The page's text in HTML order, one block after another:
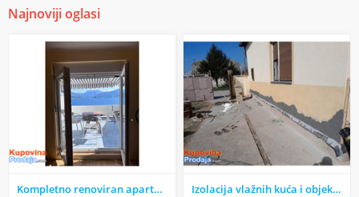
Najnoviji oglasi
Kompletno renoviran apartman sa pogledom na Boku – Krašići (52m²) Izolacija vlažnih kuća i objekata